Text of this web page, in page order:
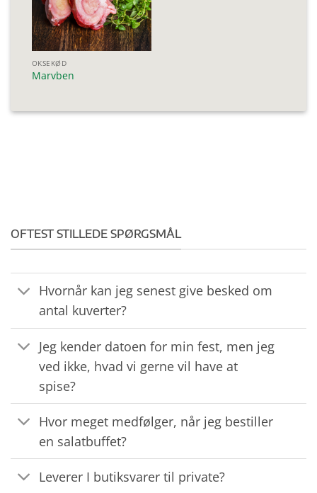
OKSEKØD
Marvben
OFTEST STILLEDE SPØRGSMÅL
Hvornår kan jeg senest give besked om
antal kuverter?
Jeg kender datoen for min fest, men jeg
ved ikke, hvad vi gerne vil have at
spise?
Hvor meget medfølger, når jeg bestiller
en salatbuffet?
Leverer I butiksvarer til private?